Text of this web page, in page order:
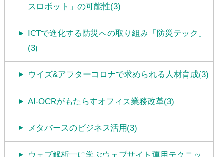
スロボット」の可能性(3)
ICTで進化する防災への取り組み「防災テック」
(3)
ウイズ&アフターコロナで求められる人材育成(3)
AI-OCRがもたらすオフィス業務改革(3)
メタバースのビジネス活用(3)
ウェブ解析士に学ぶウェブサイト運用テクニッ